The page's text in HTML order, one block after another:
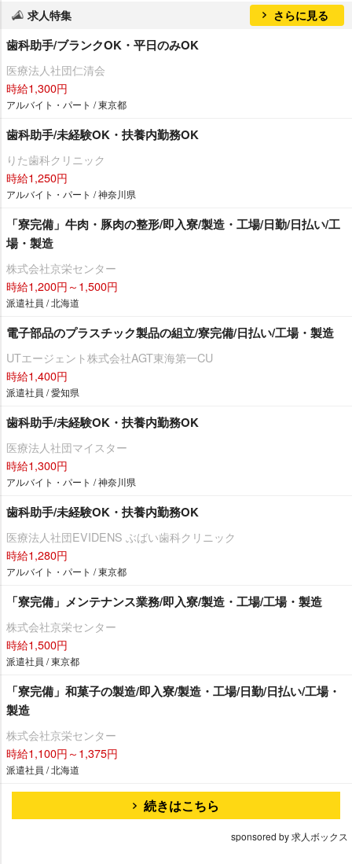
求人特集 さらに見る
歯科助手/ブランクOK・平日のみOK
医療法人社団仁清会
時給1,300円
アルバイト・パート / 東京都
歯科助手/未経験OK・扶養内勤務OK
りた歯科クリニック
時給1,250円
アルバイト・パート / 神奈川県
「寮完備」牛肉・豚肉の整形/即入寮/製造・工場/日勤/日払い/工
場・製造
株式会社京栄センター
時給1,200円～1,500円
派遣社員 / 北海道
電子部品のプラスチック製品の組立/寮完備/日払い/工場・製造
UTエージェント株式会社AGT東海第一CU
時給1,400円
派遣社員 / 愛知県
歯科助手/未経験OK・扶養内勤務OK
医療法人社団マイスター
時給1,300円
アルバイト・パート / 神奈川県
歯科助手/未経験OK・扶養内勤務OK
医療法人社団EVIDENS ぶばい歯科クリニック
時給1,280円
アルバイト・パート / 東京都
「寮完備」メンテナンス業務/即入寮/製造・工場/工場・製造
株式会社京栄センター
時給1,500円
派遣社員 / 東京都
「寮完備」和菓子の製造/即入寮/製造・工場/日勤/日払い/工場・
製造
株式会社京栄センター
時給1,100円～1,375円
派遣社員 / 北海道
続きはこちら
sponsored by 求人ボックス